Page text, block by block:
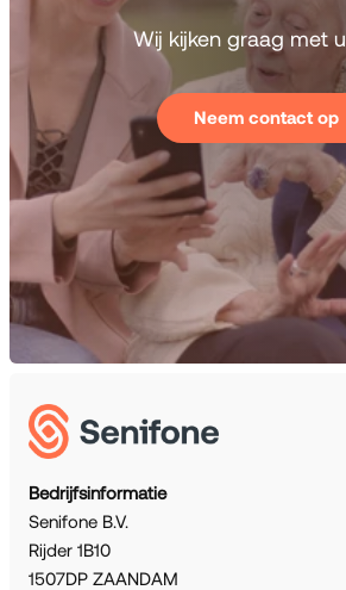
Wij kijken graag met u
Neem contact op
Bedrijfsinformatie
Senifone B.V.
Rijder 1B10
1507DP ZAANDAM